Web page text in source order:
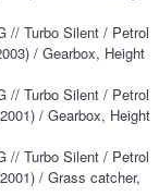
// Turbo Silent / Petrol
/ Gearbox, Height
// Turbo Silent / Petrol
/ Gearbox, Height
// Turbo Silent / Petrol
/ Grass catcher,